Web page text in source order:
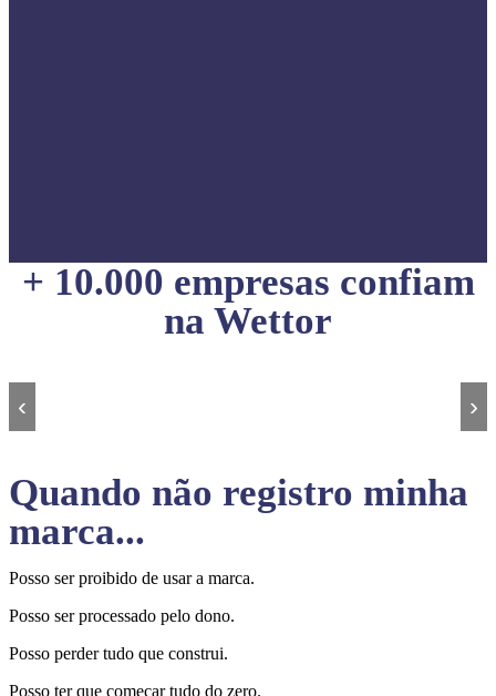
+ 10.000 empresas confiam
na Wettor
‹ ›
Quando não registro minha
marca...
Posso ser proibido de usar a marca.
Posso ser processado pelo dono.
Posso perder tudo que construi.
Posso ter que começar tudo do zero.